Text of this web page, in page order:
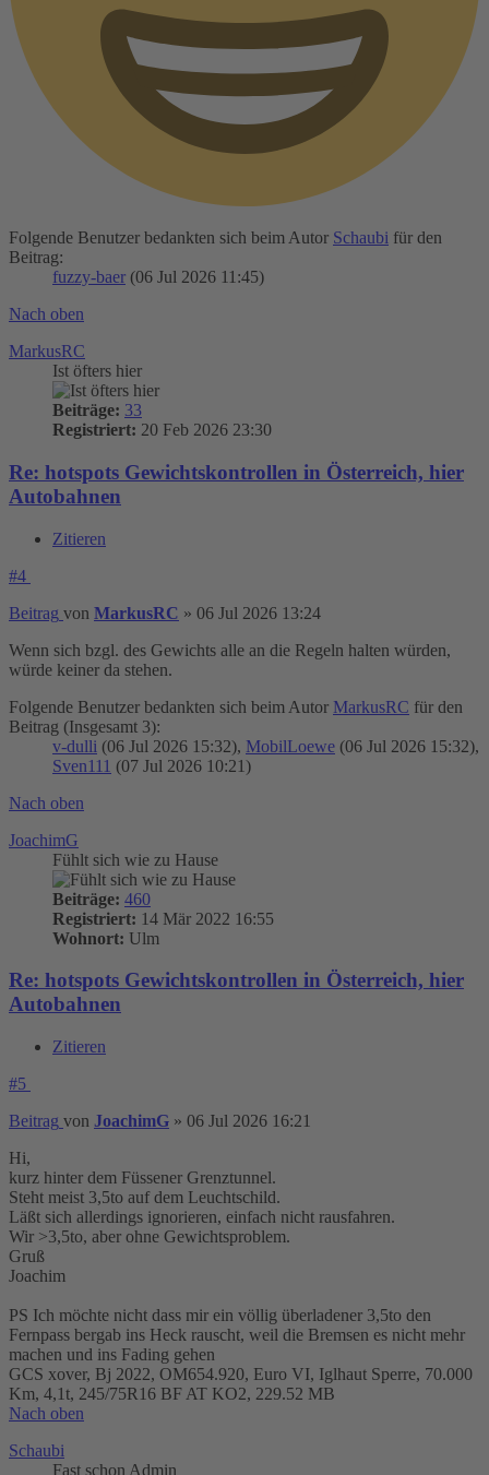
Folgende Benutzer bedankten sich beim Autor Schaubi für den
Beitrag:
fuzzy-baer (06 Jul 2026 11:45)
Nach oben
MarkusRC
Ist öfters hier
Beiträge: 33
Registriert: 20 Feb 2026 23:30
Re: hotspots Gewichtskontrollen in Österreich, hier
Autobahnen
Zitieren
#4
Beitrag von MarkusRC » 06 Jul 2026 13:24
Wenn sich bzgl. des Gewichts alle an die Regeln halten würden,
würde keiner da stehen.
Folgende Benutzer bedankten sich beim Autor MarkusRC für den
Beitrag (Insgesamt 3):
v-dulli (06 Jul 2026 15:32), MobilLoewe (06 Jul 2026 15:32),
Sven111 (07 Jul 2026 10:21)
Nach oben
JoachimG
Fühlt sich wie zu Hause
Beiträge: 460
Registriert: 14 Mär 2022 16:55
Wohnort: Ulm
Re: hotspots Gewichtskontrollen in Österreich, hier
Autobahnen
Zitieren
#5
Beitrag von JoachimG » 06 Jul 2026 16:21
Hi,
kurz hinter dem Füssener Grenztunnel.
Steht meist 3,5to auf dem Leuchtschild.
Läßt sich allerdings ignorieren, einfach nicht rausfahren.
Wir >3,5to, aber ohne Gewichtsproblem.
Gruß
Joachim
PS Ich möchte nicht dass mir ein völlig überladener 3,5to den
Fernpass bergab ins Heck rauscht, weil die Bremsen es nicht mehr
machen und ins Fading gehen
GCS xover, Bj 2022, OM654.920, Euro VI, Iglhaut Sperre, 70.000
Km, 4,1t, 245/75R16 BF AT KO2, 229.52 MB
Nach oben
Schaubi
Fast schon Admin